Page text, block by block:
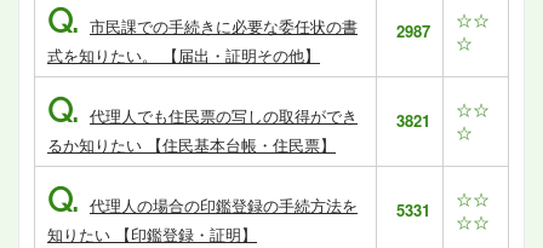
Q. 市民課での手続きに必要な委任状の書
式を知りたい。 【届出・証明その他】
2987
☆☆
☆
Q. 代理人でも住民票の写しの取得ができ
るか知りたい 【住民基本台帳・住民票】
3821
☆☆
☆
Q. 代理人の場合の印鑑登録の手続方法を
知りたい 【印鑑登録・証明】
5331
☆☆
☆☆